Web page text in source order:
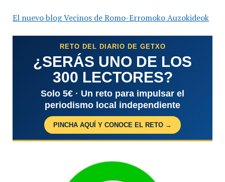
El nuevo blog Vecinos de Romo-Erromoko Auzokideok
RETO DEL DIARIO DE GETXO
¿SERÁS UNO DE LOS
300 LECTORES?
Solo 5€ · Un reto para impulsar el
periodismo local independiente
PINCHA AQUÍ Y CONOCE EL RETO →